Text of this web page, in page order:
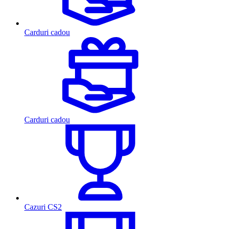
Carduri cadou
Carduri cadou
Cazuri CS2